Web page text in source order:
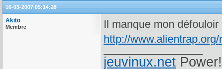
16-03-2007 05:14:28
Akito
Membre
Il manque mon
http://
jeuvinux.net